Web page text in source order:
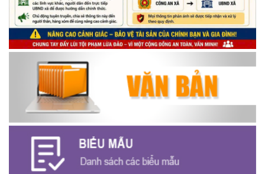
(14/05/2026)
Thông báo tiếp nhận phản ánh, kiến nghị về quy định thủ tục
hành chính
(07/08/2026)
Thông báo về thực hiện Luật tương trợ tư pháp về dân sự và
các văn bản quy định chi tiết, hướng dẫn thi hành
Thông báo cảnh báo lừa đảo liên quan đến thủ tục đất đai
(24/07/2026)